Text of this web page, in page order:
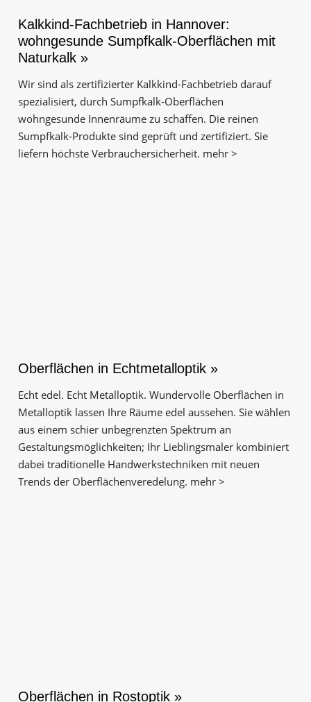
Kalkkind-Fachbetrieb in Hannover:
wohngesunde Sumpfkalk-Oberflächen mit
Naturkalk »
Wir sind als zertifizierter Kalkkind-Fachbetrieb darauf
spezialisiert, durch Sumpfkalk-Oberflächen
wohngesunde Innenräume zu schaffen. Die reinen
Sumpfkalk-Produkte sind geprüft und zertifiziert. Sie
liefern höchste Verbrauchersicherheit. mehr >
Oberflächen in Echtmetalloptik »
Echt edel. Echt Metalloptik. Wundervolle Oberflächen in
Metalloptik lassen Ihre Räume edel aussehen. Sie wählen
aus einem schier unbegrenzten Spektrum an
Gestaltungs­möglichkeiten; Ihr Lieblingsmaler kombiniert
dabei traditionelle Handwerks­techniken mit neuen
Trends der Oberflächen­veredelung. mehr >
Oberflächen in Rostoptik »